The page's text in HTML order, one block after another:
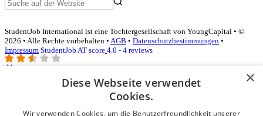
StudentJob International ist eine Tochtergesellschaft von YoungCapital • ©
2026 • Alle Rechte vorbehalten • AGB • Datenschutzbestimmungen •
Impressum StudentJob AT score 4.0 - 4 reviews
Login für Unternehmen
×
Diese Webseite verwendet
Cookies.
Wir verwenden Cookies, um die Benutzerfreundlichkeit unserer